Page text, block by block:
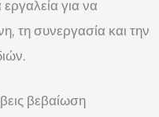
για να
τη συνεργασία και την
βεβαίωση